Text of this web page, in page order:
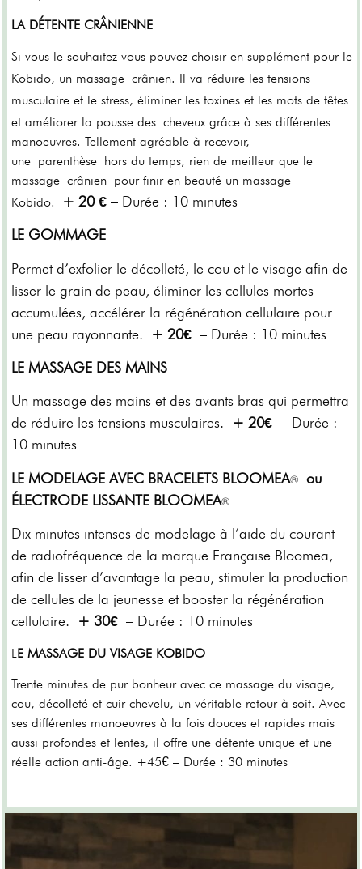
LA DÉTENTE CRÂNIENNE
Si vous le souhaitez vous pouvez choisir en supplément pour le
Kobido, un massage crânien. Il va réduire les tensions
musculaire et le stress, éliminer les toxines et les mots de têtes
et améliorer la pousse des cheveux grâce à ses différentes
manoeuvres. Tellement agréable à recevoir,
une parenthèse hors du temps, rien de meilleur que le
massage crânien pour finir en beauté un massage
Kobido.
+ 20 € – Durée : 10 minutes
LE GOMMAGE
Permet d’exfolier le décolleté, le cou et le visage afin de
lisser le grain de peau, éliminer les cellules mortes
accumulées, accélérer la régénération cellulaire pour
une peau rayonnante. + 20€ – Durée : 10 minutes
LE MASSAGE DES MAINS
Un massage des mains et des avants bras qui permettra
de réduire les tensions musculaires. + 20€ – Durée :
10 minutes
LE MODELAGE AVEC BRACELETS BLOOMEA® ou
ÉLECTRODE LISSANTE BLOOMEA®
Dix minutes intenses de modelage à l’aide du courant
de radiofréquence de la marque Française Bloomea,
afin de lisser d’avantage la peau, stimuler la production
de cellules de la jeunesse et booster la régénération
cellulaire. + 30€ – Durée : 10 minutes
L E MASSAGE DU VISAGE KOBIDO
Trente minutes de pur bonheur avec ce massage du visage,
cou, décolleté et cuir chevelu, un véritable retour à soit. Avec
ses différentes manoeuvres à la fois douces et rapides mais
aussi profondes et lentes, il offre une détente unique et une
réelle action anti-âge. +45€ – Durée : 30 minutes